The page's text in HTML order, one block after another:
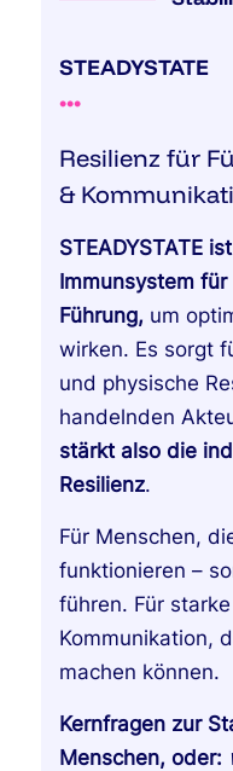
STEADYSTATE
•••
Resilienz für
&
STEADYSTATE
Immunsystem
Führung, um
wirken. Es sorgt
und physische
handelnden
stärkt also die
Resilienz.
Für Menschen,
funktionieren –
führen. Für
Kommunikation,
machen können.
Kernfragen zur
Menschen, oder: